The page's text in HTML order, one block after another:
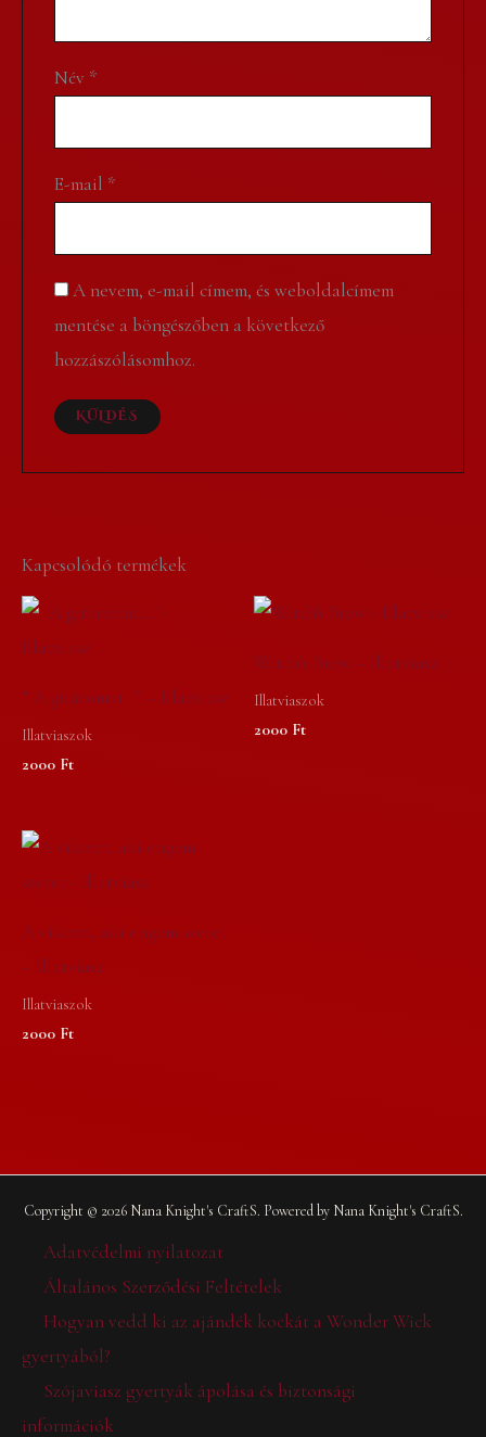
Név *
E-mail *
A nevem, e-mail címem, és weboldalcímem
mentése a böngészőben a következő
hozzászólásomhoz.
Kapcsolódó termékek
” A gitáromat…” – Illatviasz
Illatviaszok
2000 Ft
Witch’s Brew – Illatviasz
Illatviaszok
2000 Ft
A vikomt, aki engem szeret
– Illatviasz
Illatviaszok
2000 Ft
Copyright © 2026 Nana Knight's CraftS. Powered by Nana Knight's CraftS.
Adatvédelmi nyilatozat
Általános Szerződési Feltételek
Hogyan vedd ki az ajándék kockát a Wonder Wick
gyertyából?
Szójaviasz gyertyák ápolása és biztonsági
információk